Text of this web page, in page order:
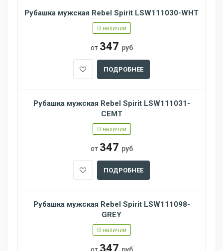
Рубашка мужская Rebel Spirit LSW111030-WHT
В наличии
от 347 руб
ПОДРОБНЕЕ
Рубашка мужская Rebel Spirit LSW111031-
CEMT
В наличии
от 347 руб
ПОДРОБНЕЕ
Рубашка мужская Rebel Spirit LSW111098-
GREY
В наличии
347